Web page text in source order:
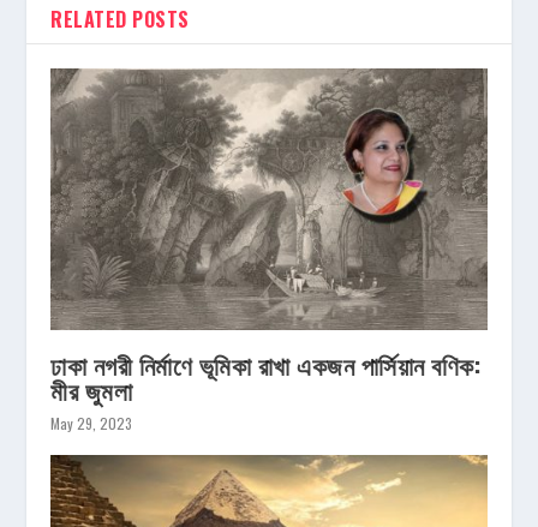
RELATED POSTS
ঢাকা নগরী নির্মাণে ভূমিকা রাখা একজন পার্সিয়ান বণিক:
মীর জুমলা
May 29, 2023